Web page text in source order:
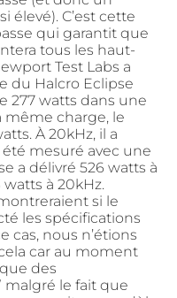
élevé). C’est cette
qui garantit que
tous les haut-
Test Labs a
du Halcro Eclipse
277 watts dans une
même charge, le
À 20kHz, il a
été mesuré avec une
a délivré 526 watts à
watts à 20kHz.
si le
les spécifications
cas, nous n’étions
car au moment
des
malgré le fait que